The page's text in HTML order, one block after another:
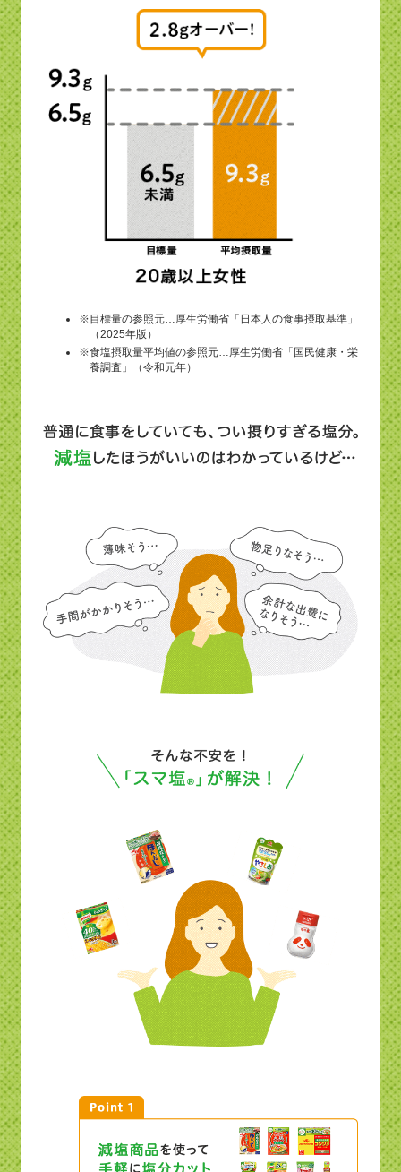
※目標量の参照元…厚生労働省「日本人の食事摂取基準」
（2025年版）
※食塩摂取量平均値の参照元…厚生労働省「国民健康・栄
養調査」（令和元年）